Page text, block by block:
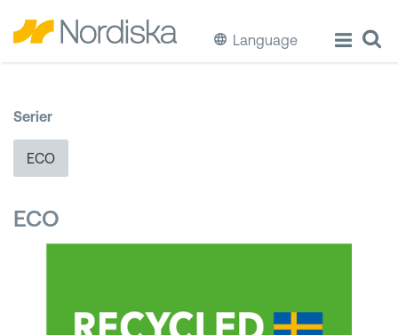
Language
Källsortering
Serier
ECO
ECO